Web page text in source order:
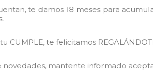
te damos 18 meses para
CUMPLE, te felicitamos
novedades, mantente informado